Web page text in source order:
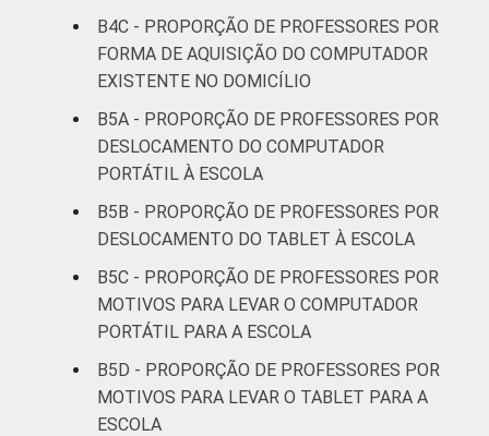
Fundamental
2º ano do
Ensino
Médio
99
entre setembro e dezembro de 2013.
Fonte: NIC.br - set 2013 / dez 2013
B4C - PROPORÇÃO DE PROFESSORES POR
FORMA DE AQUISIÇÃO DO COMPUTADOR
EXISTENTE NO DOMICÍLIO
B5A - PROPORÇÃO DE PROFESSORES POR
DESLOCAMENTO DO COMPUTADOR
PORTÁTIL À ESCOLA
B5B - PROPORÇÃO DE PROFESSORES POR
DESLOCAMENTO DO TABLET À ESCOLA
B5C - PROPORÇÃO DE PROFESSORES POR
MOTIVOS PARA LEVAR O COMPUTADOR
PORTÁTIL PARA A ESCOLA
B5D - PROPORÇÃO DE PROFESSORES POR
MOTIVOS PARA LEVAR O TABLET PARA A
ESCOLA